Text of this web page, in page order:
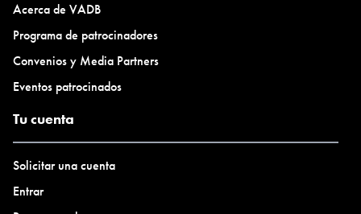
Acerca de VADB
Programa de patrocinadores
Convenios y Media Partners
Eventos patrocinados
Tu cuenta
Solicitar una cuenta
Entrar